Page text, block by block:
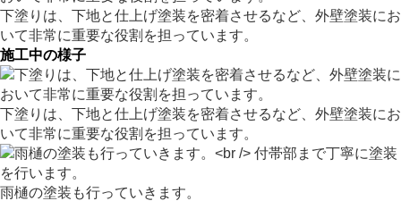
下塗りは、下地と仕上げ塗装を密着させるなど、外壁塗装にお
いて非常に重要な役割を担っています。
施工中の様子
下塗りは、下地と仕上げ塗装を密着させるなど、外壁塗装にお
いて非常に重要な役割を担っています。
雨樋の塗装も行っていきます。